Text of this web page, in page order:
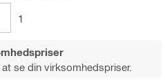
1
se din virksomhedspriser.